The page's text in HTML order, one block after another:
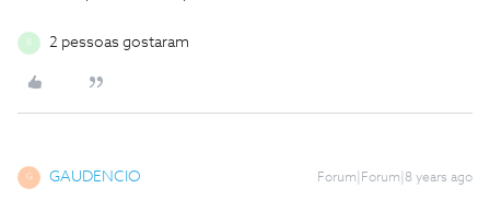
2 pessoas gostaram
G GAUDENCIO Forum|Forum|8 years ago